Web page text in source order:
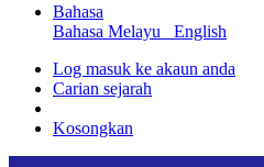
Bahasa
Bahasa Melayu
English
Log masuk ke akaun anda
Carian sejarah
Kosongkan